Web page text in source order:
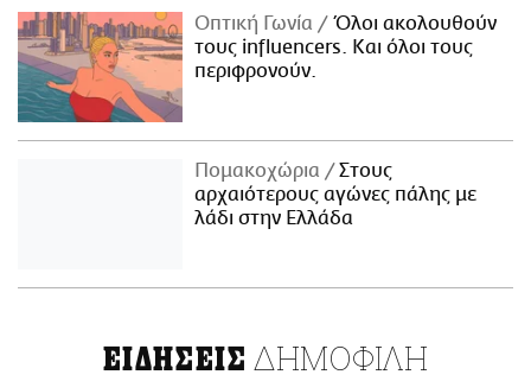
Οπτική Γωνία
Όλοι ακολουθούν
τους influencers. Και όλοι τους
περιφρονούν.
Πομακοχώρια
Στους
αρχαιότερους αγώνες πάλης με
λάδι στην Ελλάδα
ΕΙΔΗΣΕΙΣ ΔΗΜΟΦΙΛΗ